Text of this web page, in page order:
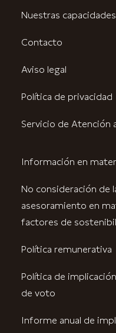
Nuestras capacidades
Contacto
Aviso legal
Política de privacidad
Servicio de Atención
Información en
No consideración de
asesoramiento en
factores de
Política remunerativa
Política de
de voto
Informe anual de